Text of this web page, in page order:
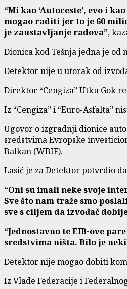
“Mi kao ‘Autoceste’, evo i
mogao raditi jer to je 60
je zaustavljanje radova”,
Dionica kod Tešnja jedna je od
Detektor nije u utorak od
Direktor “Cengiza” Utku Gok
Iz “Cengiza” i “Euro-Asfalta”
Ugovor o izgradnji dionice
sredstvima Evropske
Balkan (WBIF).
Lasić je za Detektor potvrdio
“Oni su imali neke svoje
Sve što nam traže smo
sve s ciljem da izvođač
“Jednostavno te EIB-ove
sredstvima ništa. Bilo je
Detektor nije mogao dobiti
Iz Vlade Federacije i